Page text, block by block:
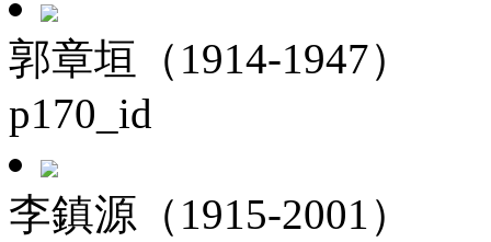
郭章垣（1914-1947）
p170_id
李鎮源（1915-2001）